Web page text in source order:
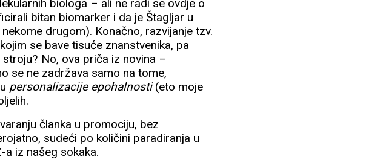
biologa – ali ne radi se ovdje o
bitan biomarker i da je Štagljar u
drugom). Konačno, razvijanje tzv.
se bave tisuće znanstvenika, pa
No, ova priča iz novina –
se ne zadržava samo na tome,
personalizacije epohalnosti(eto moje
članka u promociju, bez
sudeći po količini paradiranja u
iz našeg sokaka.